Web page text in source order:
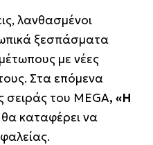
λανθασμένοι
ξεσπάσματα
με νέες
Στα επόμενα
σειράς του MEGA, «Η
θα καταφέρει να